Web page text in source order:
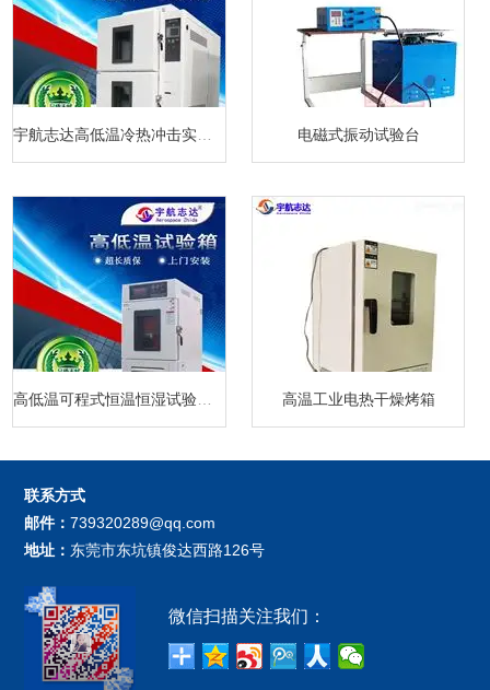
电磁式振动试验台
高温工业电热干燥烤箱
联系方式
邮件：739320289@qq.com
地址： 东莞市东坑镇俊达西路126号
微信扫描关注我们：